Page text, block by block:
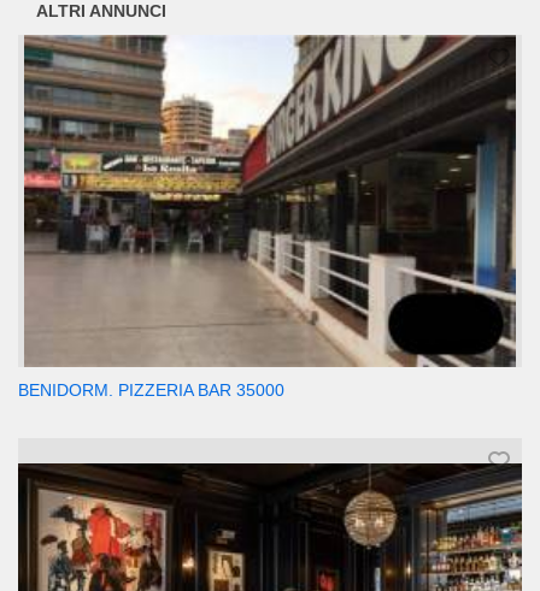
ALTRI ANNUNCI
BENIDORM. PIZZERIA BAR 35000